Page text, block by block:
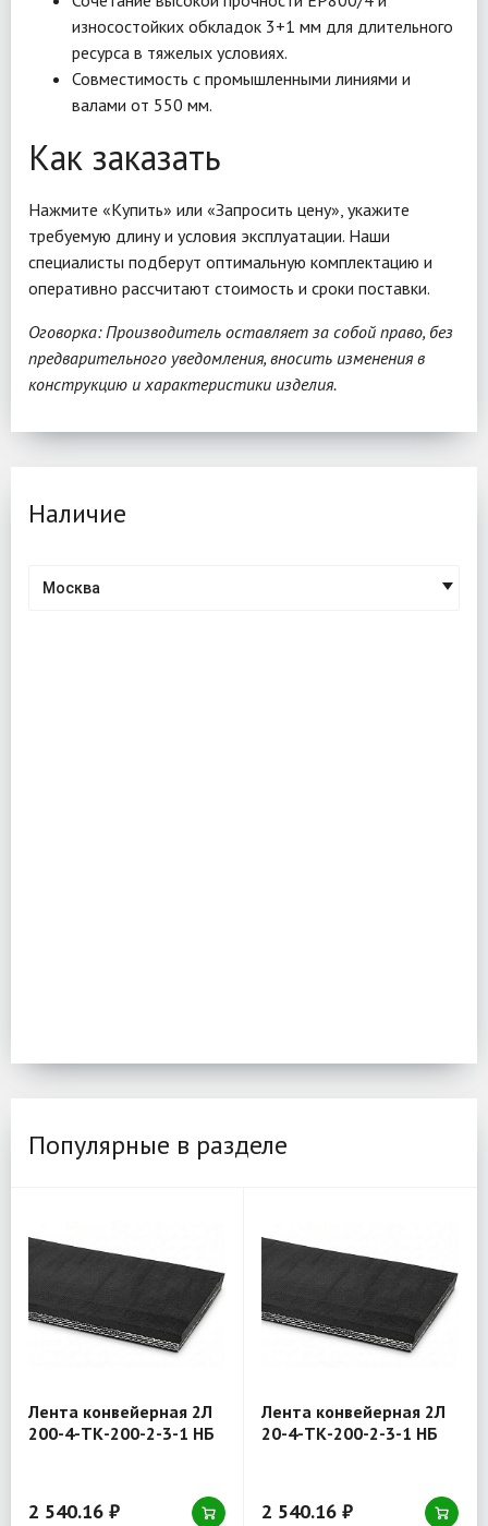
износостойких обкладок 3+1 мм для длительного
ресурса в тяжелых условиях.
Совместимость с промышленными линиями и
валами от 550 мм.
Как заказать
Нажмите «Купить» или «Запросить цену», укажите
требуемую длину и условия эксплуатации. Наши
специалисты подберут оптимальную комплектацию и
оперативно рассчитают стоимость и сроки поставки.
Оговорка: Производитель оставляет за собой право, без
предварительного уведомления, вносить изменения в
конструкцию и характеристики изделия.
Наличие
Москва
Популярные в разделе
Лента конвейерная 2Л
200-4-ТК-200-2-3-1 НБ
2 540.16 ₽
Лента конвейерная 2Л
20-4-ТК-200-2-3-1 НБ
2 540.16 ₽